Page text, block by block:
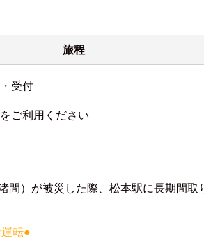
旅程
受付
ご利用ください
間）が被災した際、松本駅に長期間取
転●